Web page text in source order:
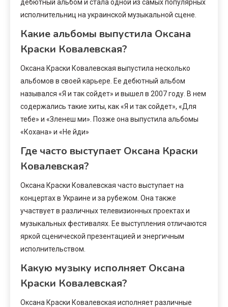
дебютный альбом и стала одной из самых популярных
исполнительниц на украинской музыкальной сцене.
Какие альбомы выпустила Оксана
Краски Ковалевская?
Оксана Краски Ковалевская выпустила несколько
альбомов в своей карьере. Ее дебютный альбом
назывался «Я и так сойдет» и вышел в 2007 году. В нем
содержались такие хиты, как «Я и так сойдет», «Для
тебе» и «Зленеш ми». Позже она выпустила альбомы
«Кохана» и «Не йди»
Где часто выступает Оксана Краски
Ковалевская?
Оксана Краски Ковалевская часто выступает на
концертах в Украине и за рубежом. Она также
участвует в различных телевизионных проектах и
музыкальных фестивалях. Ее выступления отличаются
яркой сценической презентацией и энергичным
исполнительством.
Какую музыку исполняет Оксана
Краски Ковалевская?
Оксана Краски Ковалевская исполняет различные